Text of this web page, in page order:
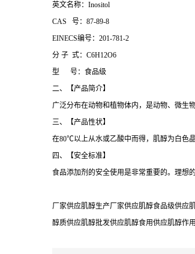
英文名称：Inositol
CAS 号：87-89-8
EINECS编号：201-781-2
分 子 式：C6H12O6
型 号：食品级
二、【产品简介】
广泛分布在动物和植物体内，是动物、微生
三、【产品性状】
在80℃以上从水或乙酸中而得，肌醇为白色
四、【安全标准】
食品添加剂的安全使用是非常重要的。理想
厂家供应肌醇生产厂家供应肌醇食品级供应
醇质供应肌醇批发供应肌醇食用供应肌醇作